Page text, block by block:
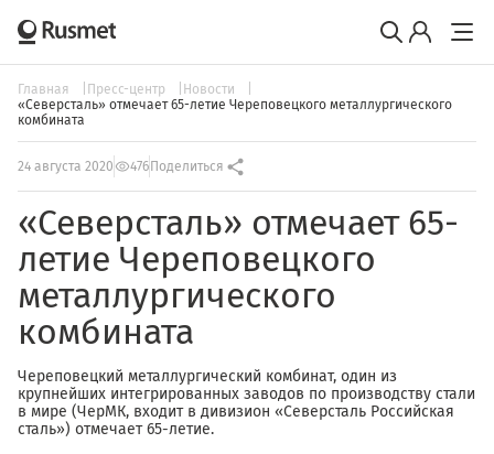
Главная Пресс-центр
Новости
«Северсталь» отмечает 65-летие Череповецкого металлургического
комбината
24 августа 2020 476 Поделиться
«Северсталь» отмечает 65-
летие Череповецкого
металлургического
комбината
Череповецкий металлургический комбинат, один из
крупнейших интегрированных заводов по производству стали
в мире (ЧерМК, входит в дивизион «Северсталь Российская
сталь») отмечает 65-летие.